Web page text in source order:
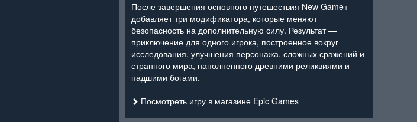
После завершения основного путешествия New Game+
добавляет три модификатора, которые меняют
безопасность на дополнительную силу. Результат —
приключение для одного игрока, построенное вокруг
исследования, улучшения персонажа, сложных сражений и
странного мира, наполненного древними реликвиями и
падшими богами.
Посмотреть игру в магазине Epic Games